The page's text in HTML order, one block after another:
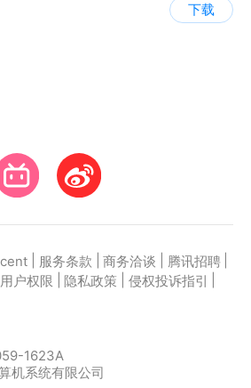
下载
服务条款 商务洽谈 腾讯招聘
用户权限 隐私政策 侵权投诉指引
1623A
机系统有限公司